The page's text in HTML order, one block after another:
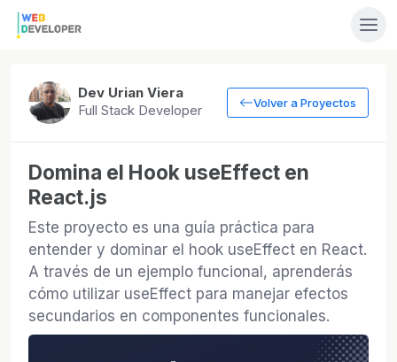
Dev Urian Viera
Full Stack Developer
Volver a Proyectos
Domina el Hook useEffect en
React.js
Este proyecto es una guía práctica para
entender y dominar el hook useEffect en React.
A través de un ejemplo funcional, aprenderás
cómo utilizar useEffect para manejar efectos
secundarios en componentes funcionales.